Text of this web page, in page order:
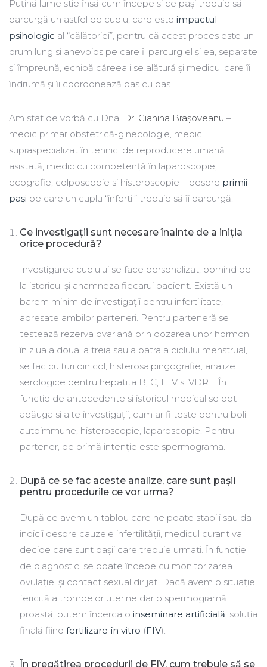
Puţină lume știe ȋnsă cum ȋncepe și ce pași trebuie să
parcurgă un astfel de cuplu, care este impactul
psihologic al “călătoriei”, pentru că acest proces este un
drum lung si anevoios pe care ȋl parcurg el și ea, separate
și ȋmpreună, echipă căreea i se alătură și medicul care ȋi
ȋndrumă și ȋi coordonează pas cu pas.
Am stat de vorbă cu Dna. Dr. Gianina Brașoveanu –
medic primar obstetrică-ginecologie, medic
supraspecializat ȋn tehnici de reproducere umană
asistată, medic cu competenţă ȋn laparoscopie,
ecografie, colposcopie si histeroscopie – despre primii
pași pe care un cuplu “infertil” trebuie să ȋi parcurgă:
Ce investigaţii sunt necesare înainte de a iniţia
orice procedură?
Investigarea cuplului se face personalizat, pornind de
la istoricul și anamneza fiecarui pacient. Există un
barem minim de investigaţii pentru infertilitate,
adresate ambilor parteneri. Pentru parteneră se
testează rezerva ovariană prin dozarea unor hormoni
în ziua a doua, a treia sau a patra a ciclului menstrual,
se fac culturi din col, histerosalpingografie, analize
serologice pentru hepatita B, C, HIV si VDRL. În
functie de antecedente si istoricul medical se pot
adăuga si alte investigaţii, cum ar fi teste pentru boli
autoimmune, histeroscopie, laparoscopie. Pentru
partener, de primă intenţie este spermograma.
După ce se fac aceste analize, care sunt pașii
pentru procedurile ce vor urma?
După ce avem un tablou care ne poate stabili sau da
indicii despre cauzele infertilităţii, medicul curant va
decide care sunt pașii care trebuie urmati. Ȋn funcţie
de diagnostic, se poate ȋncepe cu monitorizarea
ovulaţiei și contact sexual dirijat. Dacă avem o situaţie
fericită a trompelor uterine dar o spermogramă
proastă, putem ȋncerca o inseminare artificială, soluţia
finală fiind fertilizare în vitro (FIV).
În pregătirea procedurii de FIV, cum trebuie să se